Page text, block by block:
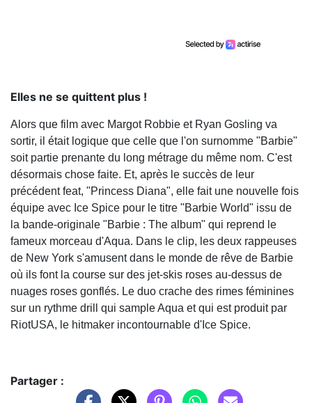
Elles ne se quittent plus !
Alors que film avec Margot Robbie et Ryan Gosling va
sortir, il était logique que celle que l'on surnomme "Barbie"
soit partie prenante du long métrage du même nom. C'est
désormais chose faite. Et, après le succès de leur
précédent feat, "Princess Diana", elle fait une nouvelle fois
équipe avec Ice Spice pour le titre "Barbie World" issu de
la bande-originale "Barbie : The album" qui reprend le
fameux morceau d'Aqua. Dans le clip, les deux rappeuses
de New York s'amusent dans le monde de rêve de Barbie
où ils font la course sur des jet-skis roses au-dessus de
nuages roses gonflés. Le duo crache des rimes féminines
sur un rythme drill qui sample Aqua et qui est produit par
RiotUSA, le hitmaker incontournable d'Ice Spice.
Partager :